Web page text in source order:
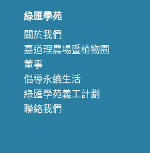
綠匯學苑
關於我們
嘉道理農場暨植物園
董事
倡導永續生活
綠匯學苑義工計劃
聯絡我們